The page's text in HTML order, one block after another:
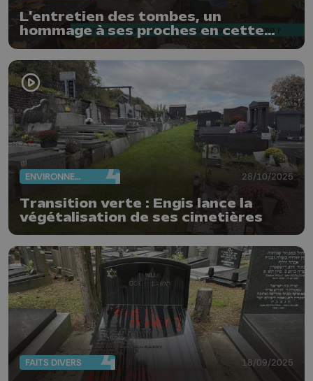
L'entretien des tombes, un
hommage à ses proches en cette
période de Toussaint
ENVIRONNEMENT 28/10/2025
Transition verte : Engis lance la
végétalisation de ses cimetières
FAITS DIVERS 18/09/2025